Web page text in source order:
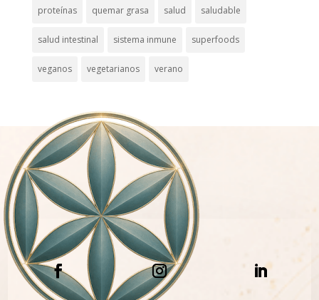
proteínas quemar grasa salud saludable
salud intestinal sistema inmune superfoods
veganos vegetarianos verano